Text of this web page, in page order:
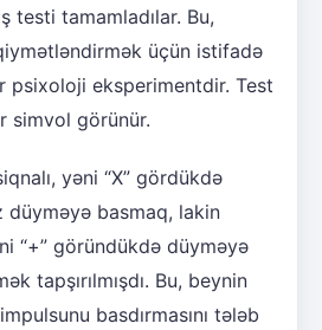
testi tamamladılar. Bu,
üçün istifadə
psixoloji eksperimentdir. Test
simvol görünür.
yəni “X” gördükdə
düyməyə basmaq, lakin
“+” göründükdə düyməyə
tapşırılmışdı. Bu, beynin
basdırmasını tələb